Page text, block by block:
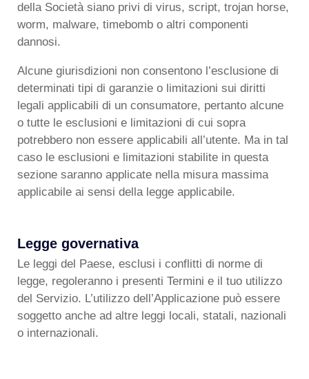
della Società siano privi di virus, script, trojan horse,
worm, malware, timebomb o altri componenti
dannosi.
Alcune giurisdizioni non consentono l’esclusione di
determinati tipi di garanzie o limitazioni sui diritti
legali applicabili di un consumatore, pertanto alcune
o tutte le esclusioni e limitazioni di cui sopra
potrebbero non essere applicabili all’utente. Ma in tal
caso le esclusioni e limitazioni stabilite in questa
sezione saranno applicate nella misura massima
applicabile ai sensi della legge applicabile.
Legge governativa
Le leggi del Paese, esclusi i conflitti di norme di
legge, regoleranno i presenti Termini e il tuo utilizzo
del Servizio. L’utilizzo dell’Applicazione può essere
soggetto anche ad altre leggi locali, statali, nazionali
o internazionali.